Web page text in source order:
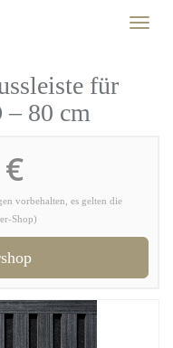
Toggle
für
80 cm
vorbehalten, es gelten die
Shop)